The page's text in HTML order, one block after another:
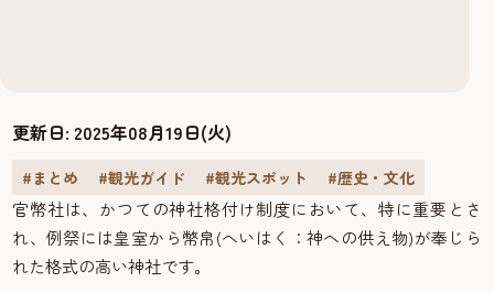
更新日:2025年08月19日(火)
#まとめ #観光ガイド #観光スポット #歴史・文化
官幣社は、かつての神社格付け制度において、特に重要とさ
れ、例祭には皇室から幣帛(へいはく：神への供え物)が奉じら
れた格式の高い神社です。